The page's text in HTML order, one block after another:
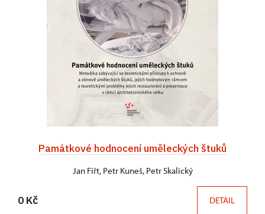
Památkové hodnocení uměleckých štuků
Jan Fiřt, Petr Kuneš, Petr Skalický
0 Kč DETAIL